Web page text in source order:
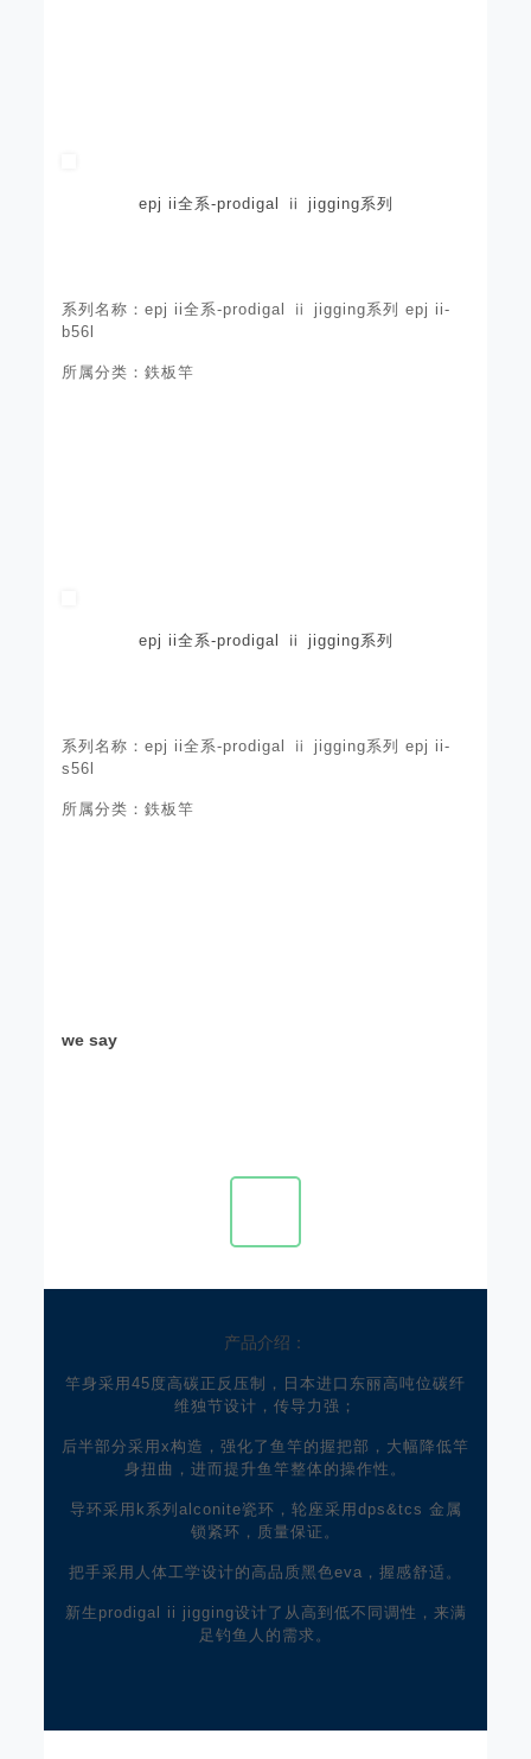
epj ii全系-prodigal ⅱ jigging系列
系列名称：epj ii全系-prodigal ⅱ jigging系列 epj ii-
b56l
所属分类：鉄板竿
epj ii全系-prodigal ⅱ jigging系列
系列名称：epj ii全系-prodigal ⅱ jigging系列 epj ii-
s56l
所属分类：鉄板竿
we say
产品介绍：
竿身采用45度高碳正反压制，日本进口东丽高吨位碳纤
维独节设计，传导力强；
后半部分采用x构造，强化了鱼竿的握把部，大幅降低竿
身扭曲，进而提升鱼竿整体的操作性。
导环采用k系列alconite瓷环，轮座采用dps&tcs 金属
锁紧环，质量保证。
把手采用人体工学设计的高品质黑色eva，握感舒适。
新生prodigal ii jigging设计了从高到低不同调性，来满
足钓鱼人的需求。